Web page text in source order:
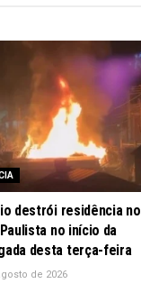
destrói residência no
no início da
desta terça-feira
de 2026